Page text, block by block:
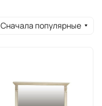
Сначала популярные